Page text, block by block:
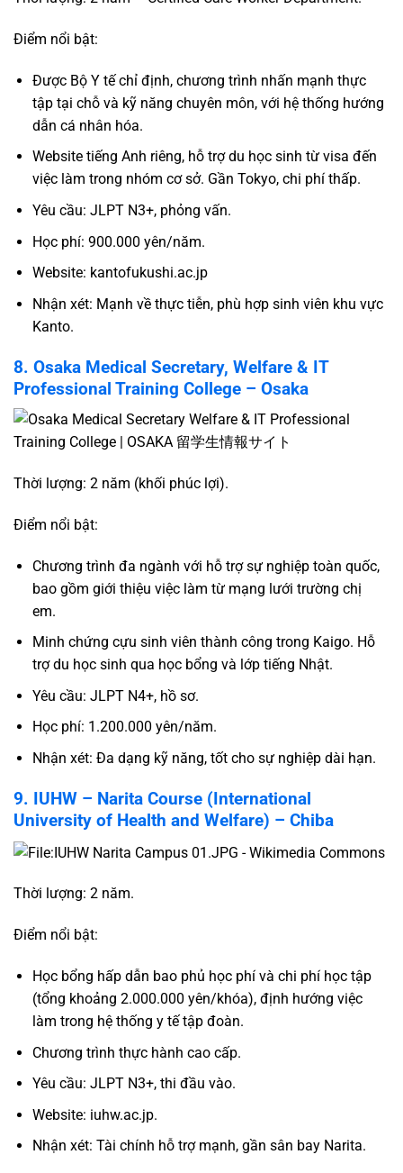
Điểm nổi bật:
Được Bộ Y tế chỉ định, chương trình nhấn mạnh thực
tập tại chỗ và kỹ năng chuyên môn, với hệ thống hướng
dẫn cá nhân hóa.
Website tiếng Anh riêng, hỗ trợ du học sinh từ visa đến
việc làm trong nhóm cơ sở. Gần Tokyo, chi phí thấp.
Yêu cầu: JLPT N3+, phỏng vấn.
Học phí: 900.000 yên/năm.
Website: kantofukushi.ac.jp
Nhận xét: Mạnh về thực tiễn, phù hợp sinh viên khu vực
Kanto.
8. Osaka Medical Secretary, Welfare & IT
Professional Training College – Osaka
Thời lượng: 2 năm (khối phúc lợi).
Điểm nổi bật:
Chương trình đa ngành với hỗ trợ sự nghiệp toàn quốc,
bao gồm giới thiệu việc làm từ mạng lưới trường chị
em.
Minh chứng cựu sinh viên thành công trong Kaigo. Hỗ
trợ du học sinh qua học bổng và lớp tiếng Nhật.
Yêu cầu: JLPT N4+, hồ sơ.
Học phí: 1.200.000 yên/năm.
Nhận xét: Đa dạng kỹ năng, tốt cho sự nghiệp dài hạn.
9. IUHW – Narita Course (International
University of Health and Welfare) – Chiba
Thời lượng: 2 năm.
Điểm nổi bật:
Học bổng hấp dẫn bao phủ học phí và chi phí học tập
(tổng khoảng 2.000.000 yên/khóa), định hướng việc
làm trong hệ thống y tế tập đoàn.
Chương trình thực hành cao cấp.
Yêu cầu: JLPT N3+, thi đầu vào.
Website: iuhw.ac.jp.
Nhận xét: Tài chính hỗ trợ mạnh, gần sân bay Narita.